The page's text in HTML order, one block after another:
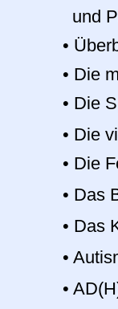
und
•
• Die
• Die
• Die
• Die
• Das
• Das
•
•